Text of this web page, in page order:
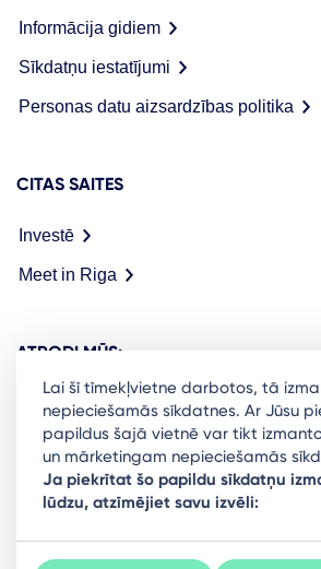
Informācija gidiem
Sīkdatņu iestatījumi
Personas datu aizsardzības politika
CITAS SAITES
Investē
Meet in Riga
ATRODI MŪS:
Ready to stay in the loop on
community? Subscribe to our
Sign Up
Lai šī tīmekļvietne darbotos, tā
nepieciešamās sīkdatnes. Ar Jūsu
papildus šajā vietnē var tikt
un mārketingam nepieciešamās
Ja piekrītat šo papildu sīkdatņu
lūdzu, atzīmējiet savu izvēli: